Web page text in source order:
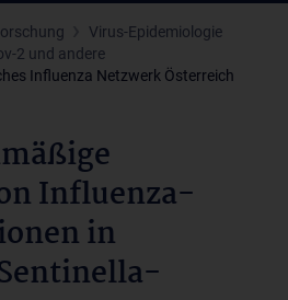
Virus-Epidemiologie
2 und andere
Influenza Netzwerk Österreich
Influenza-
in